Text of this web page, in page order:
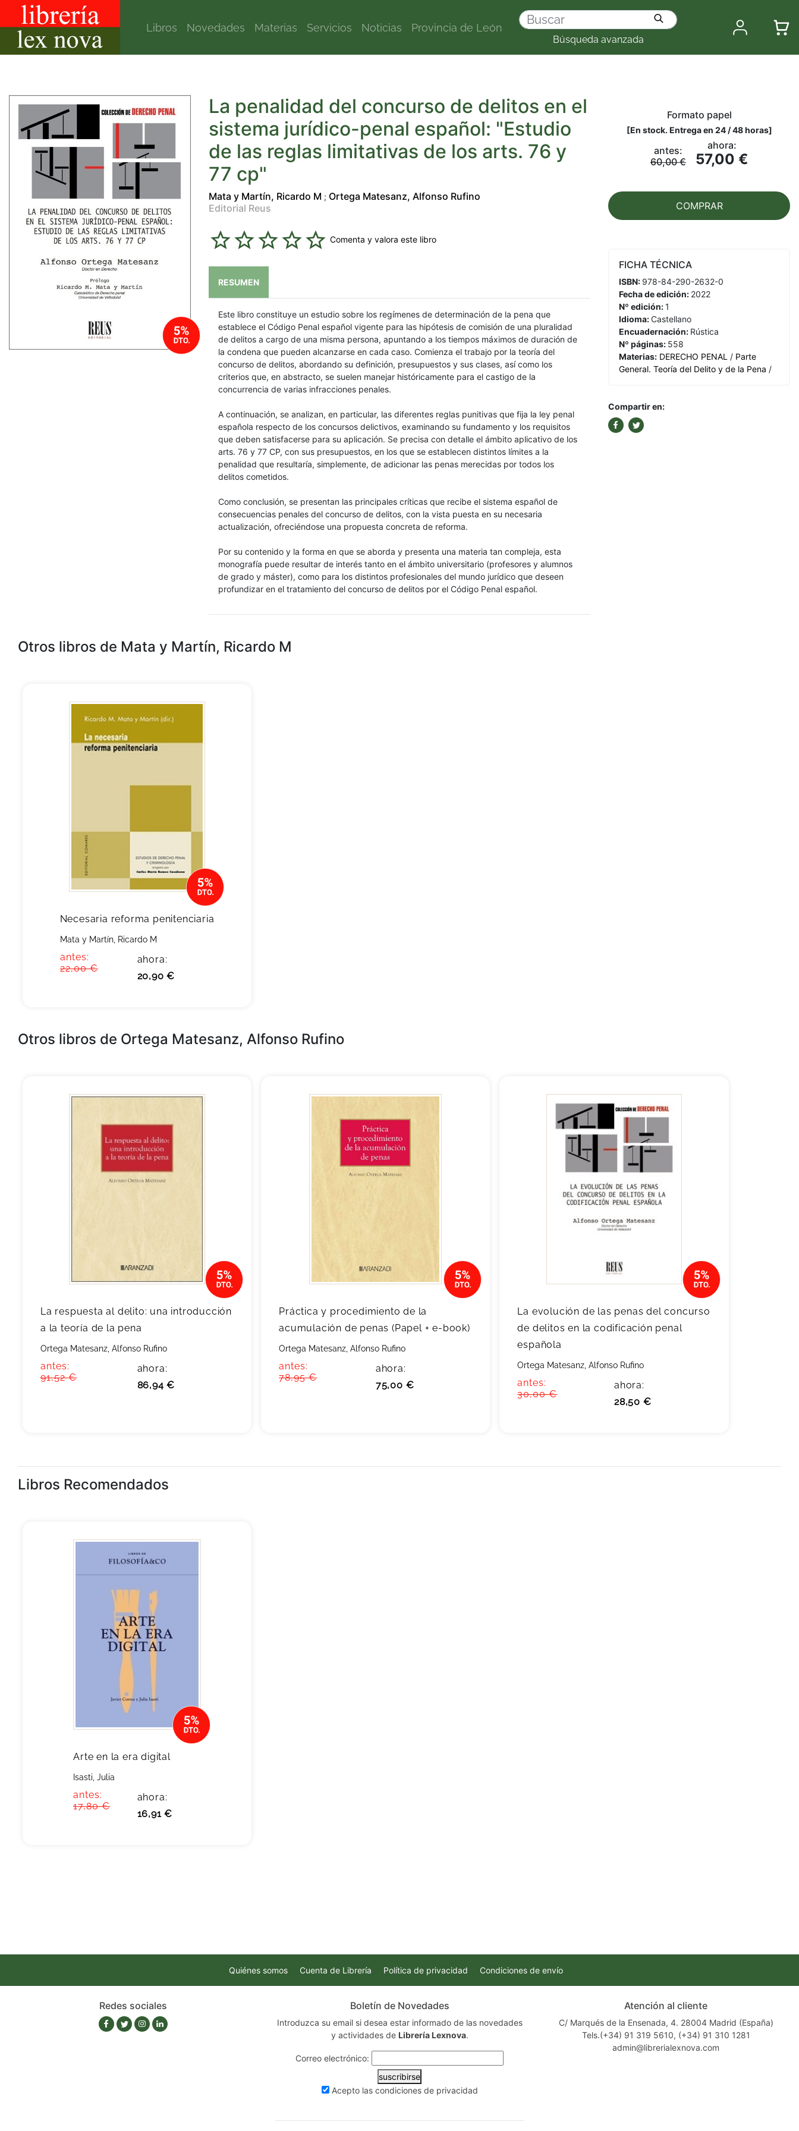
Libros Novedades Materias Servicios Noticias Provincia de León
Búsqueda avanzada
La penalidad del concurso de delitos en el
sistema jurídico-penal español: "Estudio
de las reglas limitativas de los arts. 76 y
77 cp"
Mata y Martín, Ricardo M ; Ortega Matesanz, Alfonso Rufino
Editorial Reus
Comenta y valora este libro
RESUMEN
Este libro constituye un estudio sobre los regímenes de determinación de la pena que
establece el Código Penal español vigente para las hipótesis de comisión de una pluralidad
de delitos a cargo de una misma persona, apuntando a los tiempos máximos de duración de
la condena que pueden alcanzarse en cada caso. Comienza el trabajo por la teoría del
concurso de delitos, abordando su definición, presupuestos y sus clases, así como los
criterios que, en abstracto, se suelen manejar históricamente para el castigo de la
concurrencia de varias infracciones penales.
A continuación, se analizan, en particular, las diferentes reglas punitivas que fija la ley penal
española respecto de los concursos delictivos, examinando su fundamento y los requisitos
que deben satisfacerse para su aplicación. Se precisa con detalle el ámbito aplicativo de los
arts. 76 y 77 CP, con sus presupuestos, en los que se establecen distintos límites a la
penalidad que resultaría, simplemente, de adicionar las penas merecidas por todos los
delitos cometidos.
Como conclusión, se presentan las principales críticas que recibe el sistema español de
consecuencias penales del concurso de delitos, con la vista puesta en su necesaria
actualización, ofreciéndose una propuesta concreta de reforma.
Por su contenido y la forma en que se aborda y presenta una materia tan compleja, esta
monografía puede resultar de interés tanto en el ámbito universitario (profesores y alumnos
de grado y máster), como para los distintos profesionales del mundo jurídico que deseen
profundizar en el tratamiento del concurso de delitos por el Código Penal español.
Formato papel
[En stock. Entrega en 24 / 48 horas]
antes:
60,00 €
ahora:
57,00 €
COMPRAR
FICHA TÉCNICA
ISBN: 978-84-290-2632-0
Fecha de edición: 2022
Nº edición:1
Idioma:Castellano
Encuadernación: Rústica
Nº páginas: 558
Materias: DERECHO PENAL / Parte
General. Teoría del Delito y de la Pena /
Compartir en:
Otros libros de Mata y Martín, Ricardo M
Necesaria reforma penitenciaria
Mata y Martín, Ricardo M
antes:
22,00 €
ahora:
20,90 €
Otros libros de Ortega Matesanz, Alfonso Rufino
La respuesta al delito: una introducción
a la teoría de la pena
Ortega Matesanz, Alfonso Rufino
antes:
91,52 €
ahora:
86,94 €
Práctica y procedimiento de la
acumulación de penas (Papel + e-book)
Ortega Matesanz, Alfonso Rufino
antes:
78,95 €
ahora:
75,00 €
La evolución de las penas del concurso
de delitos en la codificación penal
española
Ortega Matesanz, Alfonso Rufino
antes:
30,00 €
ahora:
28,50 €
Libros Recomendados
Arte en la era digital
Isasti, Julia
antes:
17,80 €
ahora:
16,91 €
Quiénes somos Cuenta de Librería Política de privacidad Condiciones de envío
Redes sociales Boletín de Novedades
Introduzca su email si desea estar informado de las novedades
y actividades de Librería Lexnova.
Correo electrónico:
suscribirse
Acepto las condiciones de privacidad
Atención al cliente
C/ Marqués de la Ensenada, 4. 28004 Madrid (España)
Tels.(+34) 91 319 5610, (+34) 91 310 1281
admin@librerialexnova.com